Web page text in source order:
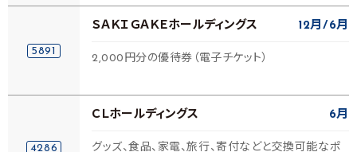
5891
ＳＡＫＩＧＡＫＥホールディングス 12月 6月
2,000円分の優待券（電子チケット）
4286
ＣＬホールディングス 6月
グッズ、食品、家電、旅行、寄付などと交換可能なポ